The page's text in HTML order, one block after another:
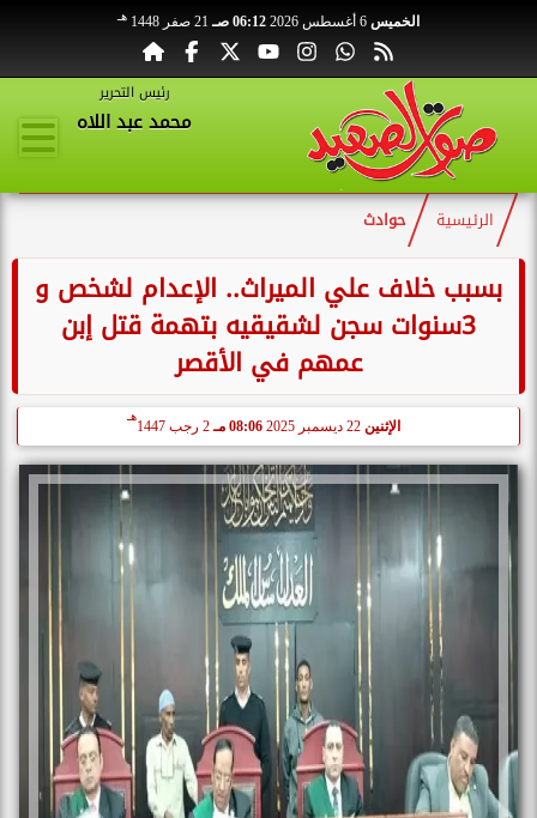
الخميس 06:12 صـ 21 صفر 1448 هـ
رئيس التحرير
محمد عبد اللاه
الرئيسية حوادث
بسبب خلاف علي الميراث.. الإعدام لشخص و
3سنوات سجن لشقيقيه بتهمة قتل إبن
عمهم في الأقصر
الإثنين 08:06 مـ 2 رجب 1447
هـ